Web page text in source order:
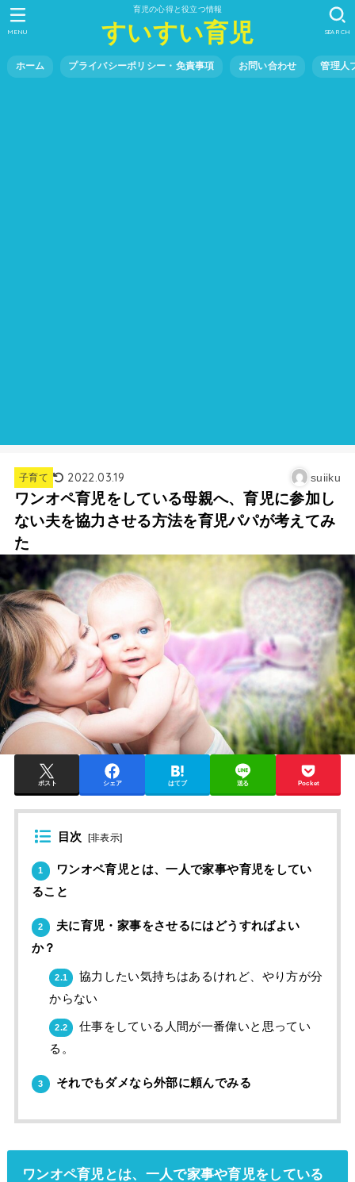
育児の心得と役立つ情報
すいすい育児
ホーム プライバシーポリシー・免責事項 お問い合わせ 管理人
SEARCH
MENU
子育て 2022.03.19 suiiku
ワンオペ育児をしている母親へ、育児に参加し
ない夫を協力させる方法を育児パパが考えてみ
た
ポスト シェア はてブ 送る Pocket
目次 [非表示]
1
ワンオペ育児とは、一人で家事や育児をしてい
ること
2
夫に育児・家事をさせるにはどうすればよい
か？
2.1
協力したい気持ちはあるけれど、やり方が分
からない
2.2
仕事をしている人間が一番偉いと思ってい
る。
3 それでもダメなら外部に頼んでみる
ワンオペ育児とは、一人で家事や育児をしている